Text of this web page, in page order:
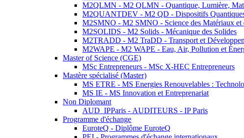
M2QLMN - M2 QLMN - Quantique, Lumière,
M2QUANTDEV - M2 QD - Dispositifs
M2SMNO - M2 SMNO - Science des Matériaux et
M2SOLIDS - M2 Solids - Mécanique des Solides
M2TRADD - M2 TraDD - Transport et
M2WAPE - M2 WAPE - Eau, Air, Pollution et
Master of Science (CGE)
MSc Entrepreneurs - MSc X-HEC Entrepreneurs
Mastère spécialisé (Master)
MS ETRE - MS Energies Renouvelables :
MS IE - MS Innovation et Entreprenariat
Non Diplomant
AUD_IPParis - AUDITEURS - IP Paris
Programme d'échange
EuroteQ - Diplôme EuroteQ